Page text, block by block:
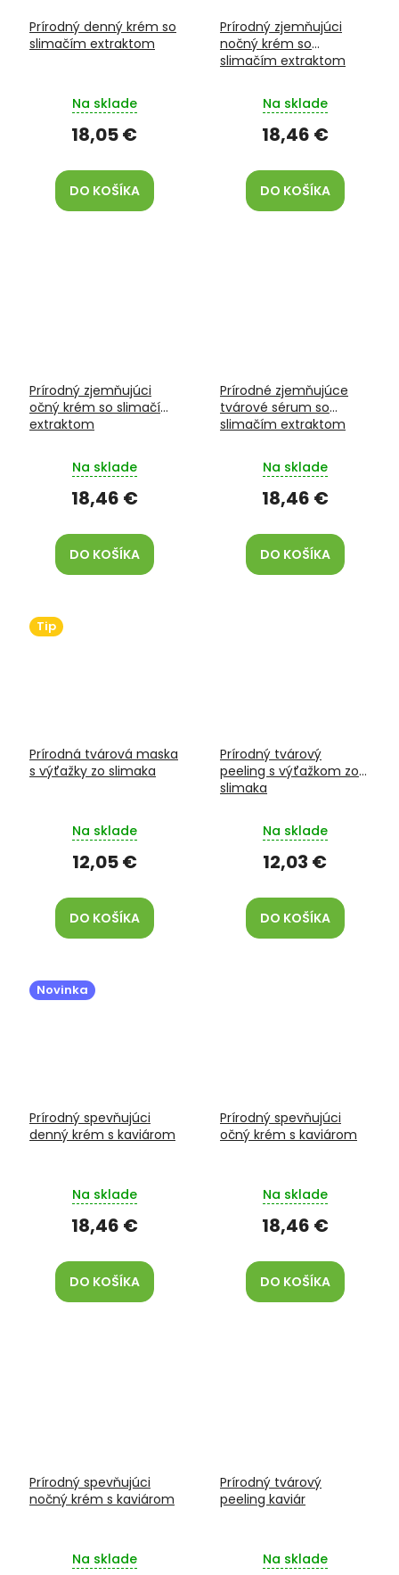
Prírodný denný krém so
slimačím extraktom
Na sklade
18,05 €
DO KOŠÍKA
Prírodný zjemňujúci
nočný krém so
slimačím extraktom
Na sklade
18,46 €
DO KOŠÍKA
Prírodný zjemňujúci
očný krém so slimačím
extraktom
Na sklade
18,46 €
DO KOŠÍKA
Prírodné zjemňujúce
tvárové sérum so
slimačím extraktom
Na sklade
18,46 €
DO KOŠÍKA
Tip
Prírodná tvárová maska
s výťažky zo slimaka
Na sklade
12,05 €
DO KOŠÍKA
Prírodný tvárový
peeling s výťažkom zo
slimaka
Na sklade
12,03 €
DO KOŠÍKA
Novinka
Prírodný spevňujúci
denný krém s kaviárom
Na sklade
18,46 €
DO KOŠÍKA
Prírodný spevňujúci
očný krém s kaviárom
Na sklade
18,46 €
DO KOŠÍKA
Prírodný spevňujúci
nočný krém s kaviárom
Na sklade
Prírodný tvárový
peeling kaviár
Na sklade